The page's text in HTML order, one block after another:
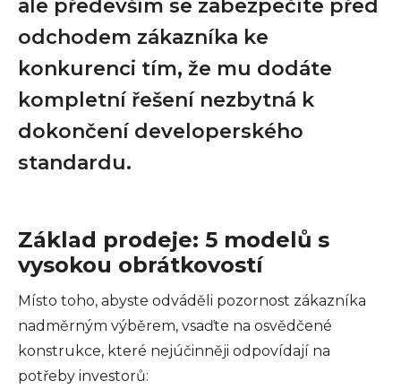
ale především se zabezpečíte před
odchodem zákazníka ke
konkurenci tím, že mu dodáte
kompletní řešení nezbytná k
dokončení developerského
standardu.
Základ prodeje: 5 modelů s
vysokou obrátkovostí
Místo toho, abyste odváděli pozornost zákazníka
nadměrným výběrem, vsaďte na osvědčené
konstrukce, které nejúčinněji odpovídají na
potřeby investorů: